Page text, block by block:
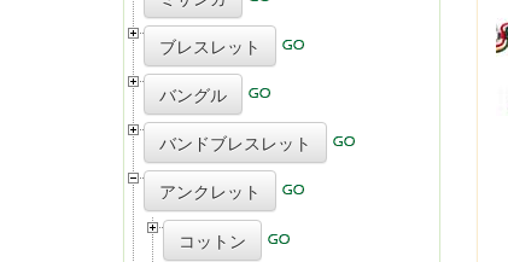
ブレスレット
バングル
バンドブレスレット
アンクレット
コットン